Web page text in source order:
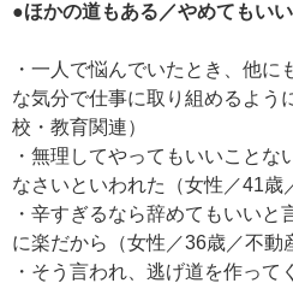
●ほかの道もある／やめてもいい
・一人で悩んでいたとき、他に
な気分で仕事に取り組めるよう
校・教育関連）
・無理してやってもいいことな
なさいといわれた（女性／41歳
・辛すぎるなら辞めてもいいと
に楽だから（女性／36歳／不動
・そう言われ、逃げ道を作って